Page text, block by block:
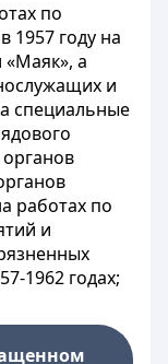
по
1957 году на
а
и
специальные
работах по
и
1962 годах;